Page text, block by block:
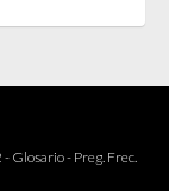
- Glosario- Preg. Frec.